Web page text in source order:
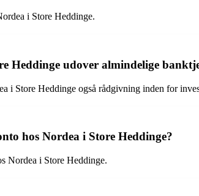
i Store Heddinge.
Heddinge udover almindelige
i Store Heddinge også rådgivning inden for
hos Nordea i Store Heddinge?
Nordea i Store Heddinge.